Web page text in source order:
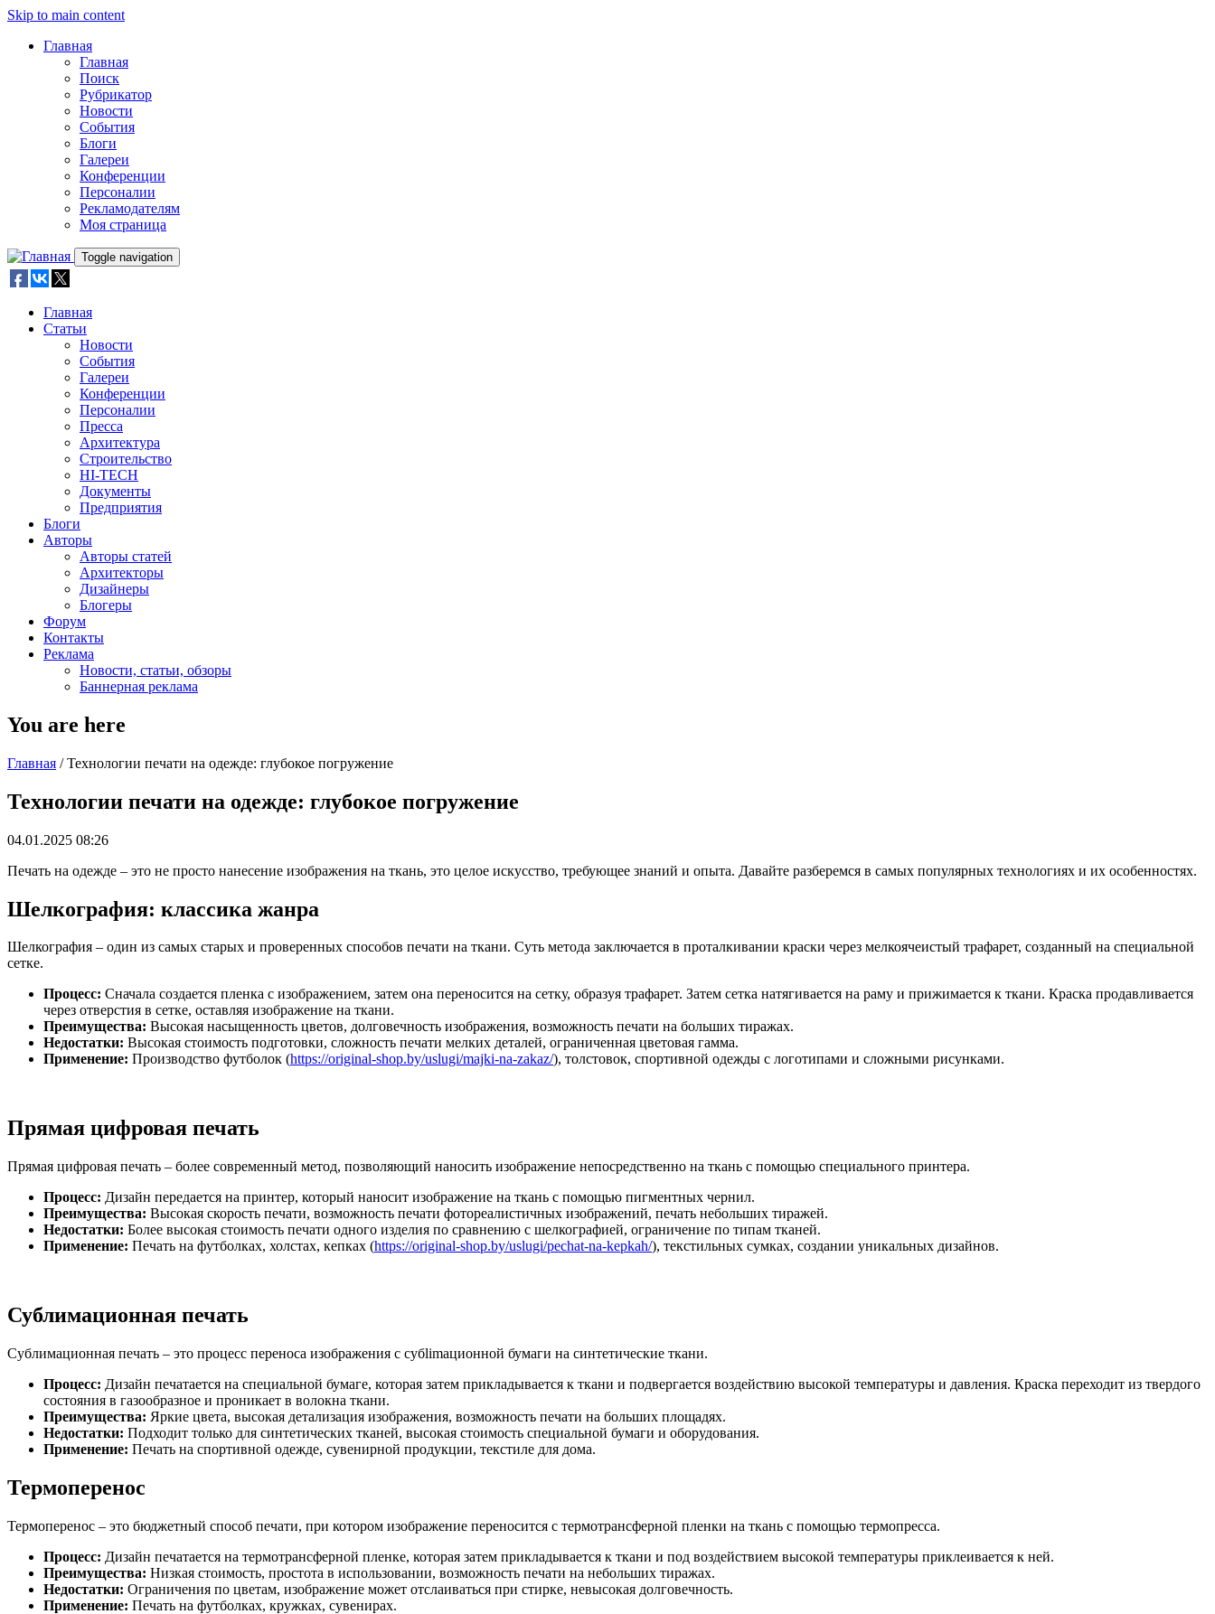
Skip to main content
Главная
Главная
Поиск
Рубрикатор
Новости
События
Блоги
Галереи
Конференции
Персоналии
Рекламодателям
Моя страница
Toggle navigation
Главная
Статьи
Новости
События
Галереи
Конференции
Персоналии
Пресса
Архитектура
Строительство
HI-TECH
Документы
Предприятия
Блоги
Авторы
Авторы статей
Архитекторы
Дизайнеры
Блогеры
Форум
Контакты
Реклама
Новости, статьи, обзоры
Баннерная реклама
You are here
Главная / Технологии печати на одежде: глубокое погружение
Технологии печати на одежде: глубокое погружение
04.01.2025 08:26
Печать на одежде – это не просто нанесение изображения на ткань, это целое искусство, требующее знаний и опыта. Давайте разберемся в самых популярных технологиях и их особенностях.
Шелкография: классика жанра
Шелкография – один из самых старых и проверенных способов печати на ткани. Суть метода заключается в проталкивании краски через мелкоячеистый трафарет, созданный на специальной
сетке.
Процесс: Сначала создается пленка с изображением, затем она переносится на сетку, образуя трафарет. Затем сетка натягивается на раму и прижимается к ткани. Краска продавливается
через отверстия в сетке, оставляя изображение на ткани.
Преимущества: Высокая насыщенность цветов, долговечность изображения, возможность печати на больших тиражах.
Недостатки: Высокая стоимость подготовки, сложность печати мелких деталей, ограниченная цветовая гамма.
Применение: Производство футболок (https://original-shop.by/uslugi/majki-na-zakaz/), толстовок, спортивной одежды с логотипами и сложными рисунками.
Прямая цифровая печать
Прямая цифровая печать – более современный метод, позволяющий наносить изображение непосредственно на ткань с помощью специального принтера.
Процесс: Дизайн передается на принтер, который наносит изображение на ткань с помощью пигментных чернил.
Преимущества: Высокая скорость печати, возможность печати фотореалистичных изображений, печать небольших тиражей.
Недостатки: Более высокая стоимость печати одного изделия по сравнению с шелкографией, ограничение по типам тканей.
Применение: Печать на футболках, холстах, кепках (https://original-shop.by/uslugi/pechat-na-kepkah/), текстильных сумках, создании уникальных дизайнов.
Сублимационная печать
Сублимационная печать – это процесс переноса изображения с субlimaционной бумаги на синтетические ткани.
Процесс: Дизайн печатается на специальной бумаге, которая затем прикладывается к ткани и подвергается воздействию высокой температуры и давления. Краска переходит из твердого
состояния в газообразное и проникает в волокна ткани.
Преимущества: Яркие цвета, высокая детализация изображения, возможность печати на больших площадях.
Недостатки: Подходит только для синтетических тканей, высокая стоимость специальной бумаги и оборудования.
Применение: Печать на спортивной одежде, сувенирной продукции, текстиле для дома.
Термоперенос
Термоперенос – это бюджетный способ печати, при котором изображение переносится с термотрансферной пленки на ткань с помощью термопресса.
Процесс: Дизайн печатается на термотрансферной пленке, которая затем прикладывается к ткани и под воздействием высокой температуры приклеивается к ней.
Преимущества: Низкая стоимость, простота в использовании, возможность печати на небольших тиражах.
Недостатки: Ограничения по цветам, изображение может отслаиваться при стирке, невысокая долговечность.
Применение: Печать на футболках, кружках, сувенирах.